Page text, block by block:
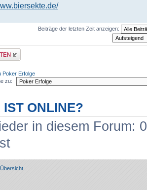
Beiträge der letzten Zeit anzeigen:
Poker Erfolge
zu:
IST ONLINE?
in diesem Forum: